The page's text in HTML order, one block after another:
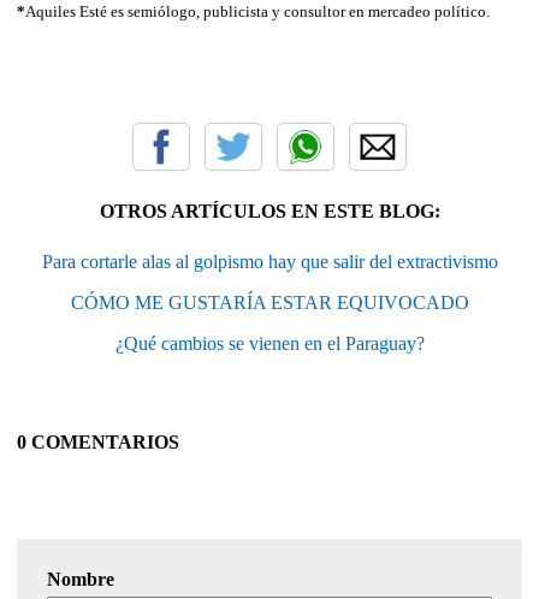
*Aquiles Esté es semiólogo, publicista y consultor en mercadeo político.
OTROS ARTÍCULOS EN ESTE BLOG:
Para cortarle alas al golpismo hay que salir del extractivismo
CÓMO ME GUSTARÍA ESTAR EQUIVOCADO
¿Qué cambios se vienen en el Paraguay?
0 COMENTARIOS
Nombre